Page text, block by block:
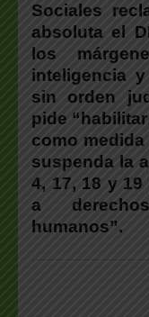
Sociales
absoluta el
los
inteligencia
sin orden
pide
como
suspenda la
4, 17, 18 y
a
humanos”.